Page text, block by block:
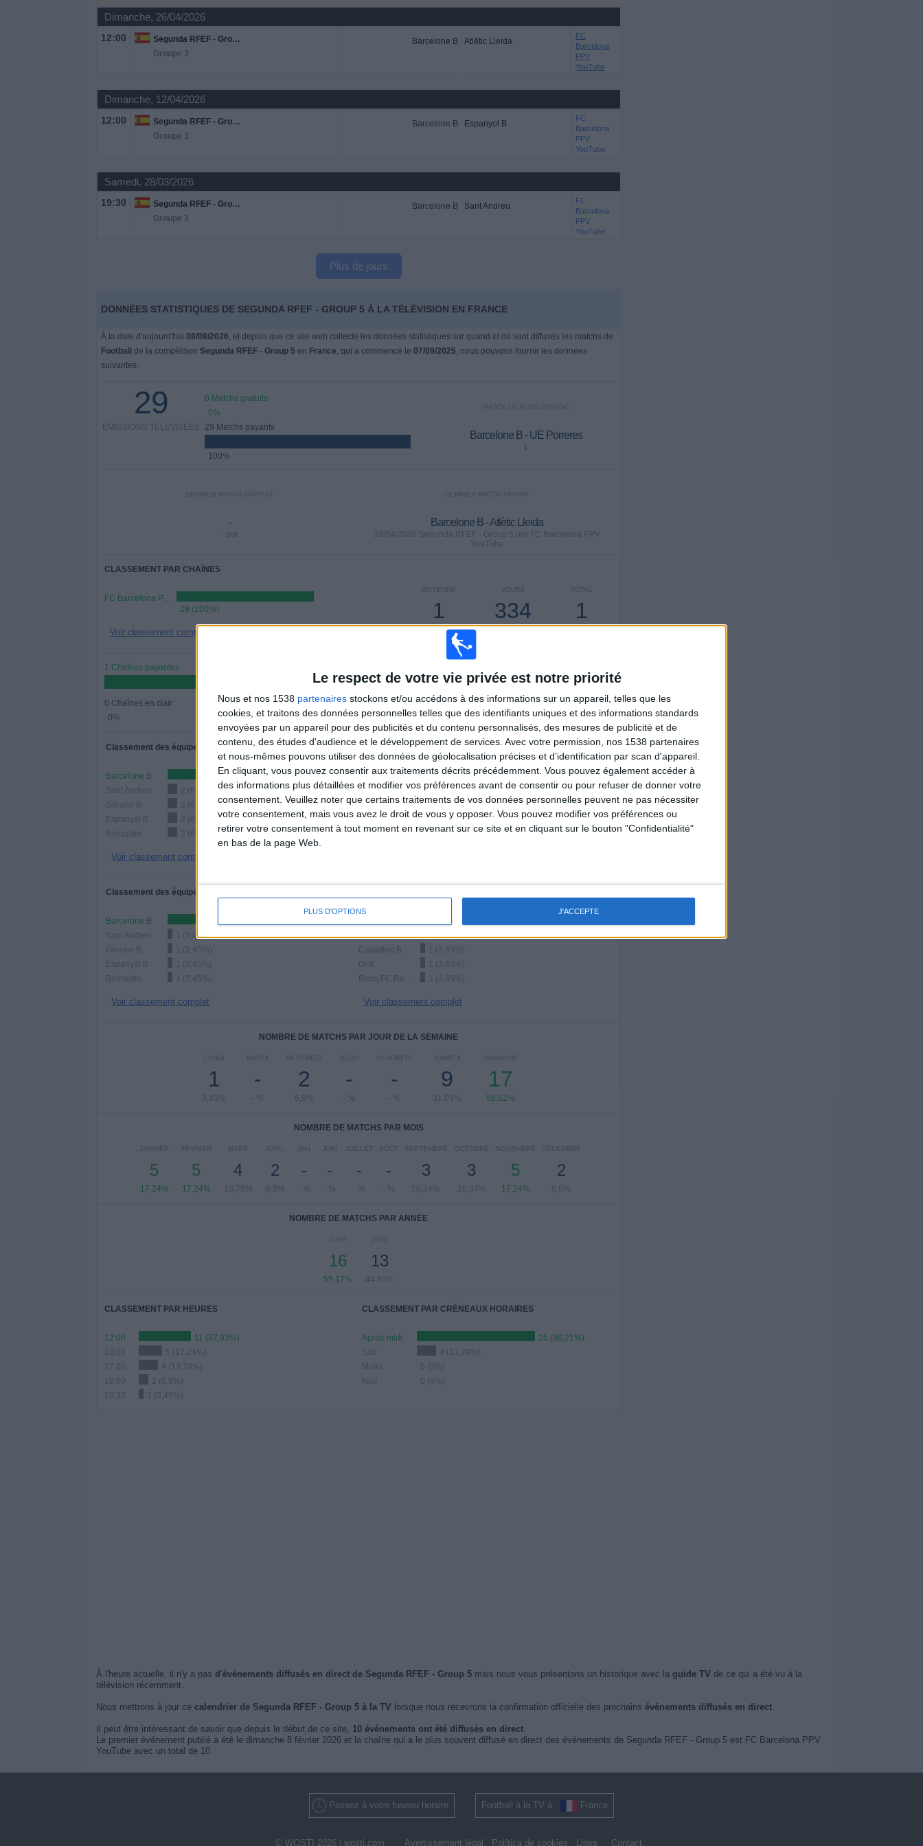
Le respect de votre vie privée est notre priorité
Nous et nos 1538 partenaires stockons et/ou accédons à des informations sur un appareil, telles que les
cookies, et traitons des données personnelles telles que des identifiants uniques et des informations standards
envoyées par un appareil pour des publicités et du contenu personnalisés, des mesures de publicité et de
contenu, des études d'audience et le développement de services. Avec votre permission, nos 1538 partenaires
et nous-mêmes pouvons utiliser des données de géolocalisation précises et d’identification par scan d'appareil.
En cliquant, vous pouvez consentir aux traitements décrits précédemment. Vous pouvez également accéder à
des informations plus détaillées et modifier vos préférences avant de consentir ou pour refuser de donner votre
consentement. Veuillez noter que certains traitements de vos données personnelles peuvent ne pas nécessiter
votre consentement, mais vous avez le droit de vous y opposer. Vous pouvez modifier vos préférences ou
retirer votre consentement à tout moment en revenant sur ce site et en cliquant sur le bouton "Confidentialité"
en bas de la page Web.
PLUS D'OPTIONS J'ACCEPTE
Dimanche, 26/04/2026
12:00
Segunda RFEF - Group 5
Groupe 3
Barcelone B Atlètic Lleida
FC
Barcelona
PPV
YouTube
Dimanche, 12/04/2026
12:00
Segunda RFEF - Group 5
Groupe 3
Barcelone B Espanyol B
FC
Barcelona
PPV
YouTube
Samedi, 28/03/2026
19:30
Segunda RFEF - Group 5
Groupe 3
Barcelone B Sant Andreu
FC
Barcelona
PPV
YouTube
Plus de jours
DONNÉES STATISTIQUES DE SEGUNDA RFEF - GROUP 5 À LA TÉLÉVISION EN FRANCE
À la date d'aujourd'hui 08/08/2026, et depuis que ce site web collecte les données statistiques sur quand et où sont diffusés les matchs de
Football
de la compétition Segunda RFEF - Group 5 en France, qui a commencé le 07/09/2025, nous pouvons fournir les données
suivantes :
29
ÉMISSIONS TÉLÉVISÉES
0 Matchs gratuits
0%
29 Matchs payants
100%
MATCH LE PLUS DIFFUSÉ
Barcelone B - UE Porreres
1
DERNIER MATCH GRATUIT
-
- por
DERNIER MATCH PAYANT
Barcelone B - Atlètic Lleida
26/04/2026 Segunda RFEF - Group 5 por FC Barcelona PPV
YouTube
CLASSEMENT PAR CHAÎNES
FC Barcelona PPV YouTube
29 (100%)
Voir classement complet
TOTAL
1
JOURS
334
MOYENNE
1
CHAÎNES PAR
MATCH
1 Chaînes payantes
100%
0 Chaînes en clair
0%
TOTAL
1
CANALES
TOTAL
18
Total equipos
Classement des équipes par nombre de matchs
Barcelone B
29 (100%)
Sant Andreu
2 (6,9%)
Gérone B
2 (6,9%)
Espanyol B
2 (6,9%)
Barbastro
2 (6,9%)
Voir classement complet
Classement des équipes par nombre de matchs en clair
Voir classement complet
Classement des équipes par nombre de matchs à domicile
Barcelone B
Sant Andreu
1 (3,45%)
Gérone B
1 (3,45%)
Espanyol B
1 (3,45%)
Barbastro
1 (3,45%)
Voir classement complet
UE Porreres
1 (3,45%)
Castellon B
1 (3,45%)
Olot
1 (3,45%)
1 (3,45%)
Voir classement complet
NOMBRE DE MATCHS PAR JOUR DE LA SEMAINE
LUNDI
1
3,45%
MARDI
-
- %
MERCREDI
2
6,9%
JEUDI
-
- %
VENDREDI
-
- %
SAMEDI
9
31,03%
DIMANCHE
17
58,62%
NOMBRE DE MATCHS PAR MOIS
JANVIER
5
17,24%
FÉVRIER
5
17,24%
MARS
4
13,79%
AVRIL
2
6,9%
MAI
-
- %
JUIN
-
- %
JUILLET
-
- %
AOÛT
-
- %
SEPTEMBRE
3
10,34%
OCTOBRE
3
10,34%
NOVEMBRE
5
17,24%
DÉCEMBRE
2
6,9%
NOMBRE DE MATCHS PAR ANNÉE
2026
16
55,17%
2025
13
44,83%
CLASSEMENT PAR HEURES
12:00
11 (37,93%)
18:00
5 (17,24%)
17:00
4 (13,79%)
19:00
2 (6,9%)
19:30
1 (3,45%)
CLASSEMENT PAR CRÉNEAUX HORAIRES
Après-midi
25 (86,21%)
Soir
4 (13,79%)
Matin
0 (0%)
Nuit
0 (0%)
À l'heure actuelle, il n'y a pas d'événements diffusés en direct de Segunda RFEF - Group 5mais nous vous présentons un historique avec la guide TV de ce qui a été vu à la
télévision récemment.
Nous mettrons à jour ce calendrier de Segunda RFEF - Group 5 à la TV lorsque nous recevrons la confirmation officielle des prochains événements diffusés en direct.
Il peut être intéressant de savoir que depuis le début de ce site, 10 événements ont été diffusés en direct.
Le premier événement publié a été le dimanche 8 février 2026 et la chaîne qui a le plus souvent diffusé en direct des événements de Segunda RFEF - Group 5 est FC Barcelona PPV
YouTube avec un total de 10.
Passez à votre fuseau horaire Football à la TV à France
© WOSTI 2026 | wosti.com Avertissement légal Política de cookies Links Contact